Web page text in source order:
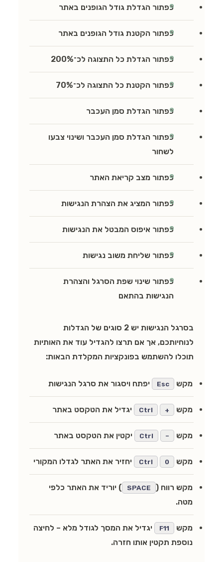
כפתור הגדלת גודל הגופנים באתר
כפתור הקטנת גודל הגופנים באתר
כפתור הגדלת כל התצוגה לכ־200%
כפתור הקטנת כל התצוגה לכ־70%
כפתור הגדלת סמן העכבר
כפתור הגדלת סמן העכבר ושינוי צבעו
לשחור
כפתור מצב קריאת האתר
כפתור המציג את הצהרת הנגישות
כפתור איפוס המבטל את הנגישות
כפתור שליחת משוב נגישות
כפתור שינוי שפת הסרגל והצהרת
הנגישות בהתאם
בסרגל הנגישות יש 2 סוגים של הגדלות
לנוחיותכם, אך אם תרצו להגדיל עוד את האותיות
תוכלו להשתמש בפונקציות המקלדת הבאות:
מקש Esc יפתח ויסגור את סרגל הנגישות
מקש Ctrl + יגדיל את הטקסט באתר
מקש Ctrl – יקטין את הטקסט באתר
מקש Ctrl 0 יחזיר את האתר לגדלו המקורי
מקש רווח ( SPACE
) יוריד את האתר כלפי
מטה.
מקש F11
יגדיל את המסך לגודל מלא – לחיצה
נוספת תקטין אותו חזרה.